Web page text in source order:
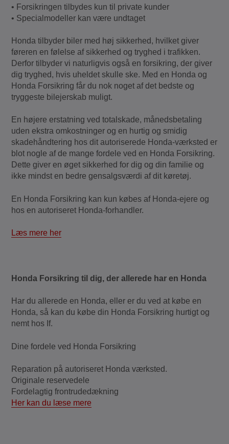
• Forsikringen tilbydes kun til private kunder
• Specialmodeller kan være undtaget
Honda tilbyder biler med høj sikkerhed, hvilket giver
føreren en følelse af sikkerhed og tryghed i trafikken.
Derfor tilbyder vi naturligvis også en forsikring, der giver
dig tryghed, hvis uheldet skulle ske. Med en Honda og
Honda Forsikring får du nok noget af det bedste og
tryggeste bilejerskab muligt.
En højere erstatning ved totalskade, månedsbetaling
uden ekstra omkostninger og en hurtig og smidig
skadehåndtering hos dit autoriserede Honda-værksted er
blot nogle af de mange fordele ved en Honda Forsikring.
Dette giver en øget sikkerhed for dig og din familie og
ikke mindst en bedre gensalgsværdi af dit køretøj.
En Honda Forsikring kan kun købes af Honda-ejere og
hos en autoriseret Honda-forhandler.
Læs mere her
Honda Forsikring til dig, der allerede har en Honda
Har du allerede en Honda, eller er du ved at købe en
Honda, så kan du købe din Honda Forsikring hurtigt og
nemt hos If.
Dine fordele ved Honda Forsikring
Reparation på autoriseret Honda værksted.
Originale reservedele
Fordelagtig frontrudedækning
Her kan du læse mere